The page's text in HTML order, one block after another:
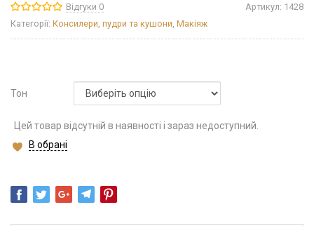
Відгуки 0 Артикул: 1428
Категорії: Консилери, пудри та кушони, Макіяж
Тон
Цей товар відсутній в наявності і зараз недоступний.
В обрані